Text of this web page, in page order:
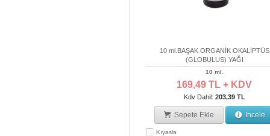
10 ml.BAŞAK ORGANİK OKALİPTÜS
(GLOBULUS) YAĞI
10 ml.
169,49 TL + KDV
Kdv Dahil: 203,39 TL
Sepete Ekle İncele
Kıyasla